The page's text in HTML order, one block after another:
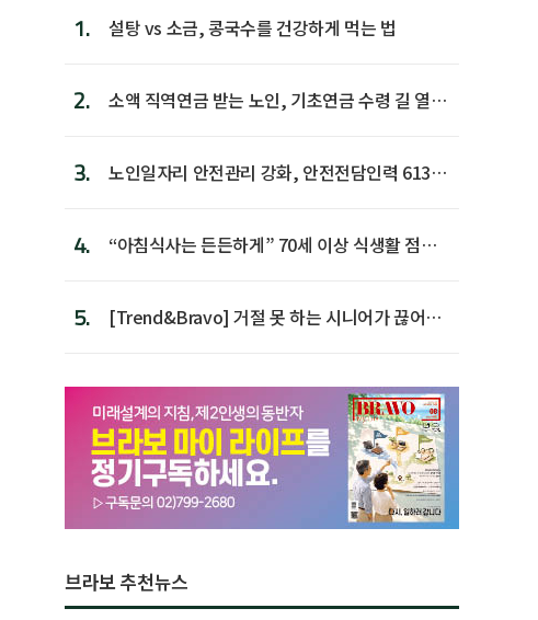
1. 설탕 vs 소금, 콩국수를 건강하게 먹는 법
2.
소액 직역연금 받는 노인, 기초연금 수령 길 열린
3.
노인일자리 안전관리 강화, 안전전담인력 613명
4.
“아침식사는 든든하게” 70세 이상 식생활 점수
5.
[Trend&Bravo] 거절 못 하는 시니어가 끊어야
브라보 추천뉴스